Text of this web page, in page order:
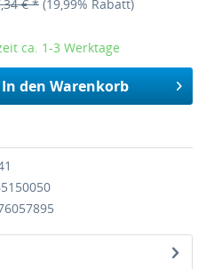
€ * (19,99% Rabatt)
ca. 1-3 Werktage
In den Warenkorb